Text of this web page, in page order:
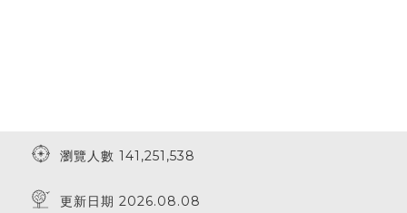
瀏覽人數 141,251,538
更新日期 2026.08.08